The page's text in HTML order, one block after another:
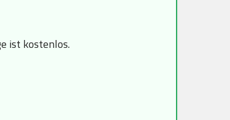
ist kostenlos.